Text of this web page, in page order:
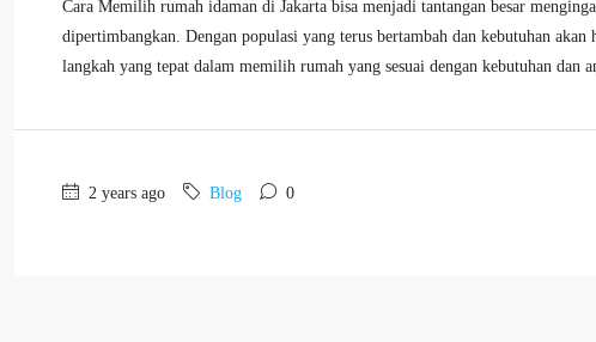
Cara Memilih rumah idaman di Jakarta bisa menjadi tantangan besar
dipertimbangkan. Dengan populasi yang terus bertambah dan kebutuhan
langkah yang tepat dalam memilih rumah yang sesuai dengan kebutuhan dan
2 years ago Blog 0